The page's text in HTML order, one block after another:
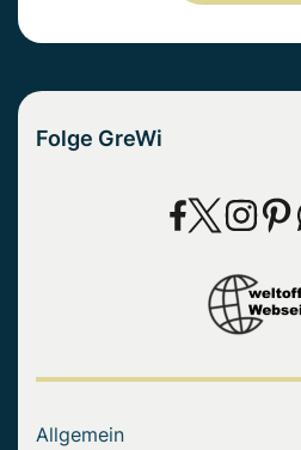
Folge GreWi
Allgemein